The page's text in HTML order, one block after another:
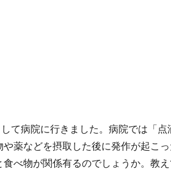
て病院に行きました。病院では「点
薬などを摂取した後に発作が起こ
べ物が関係有るのでしょうか。教え